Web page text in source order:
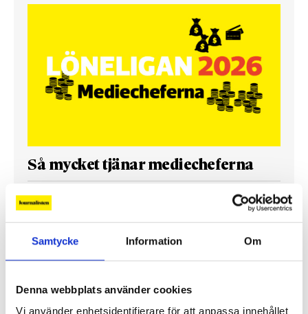
Samtycke Information Om
Denna webbplats använder cookies
Vi använder enhetsidentifierare för att anpassa innehållet
Så mycket tjänar mediecheferna
Så mycket tjänar 260 mediechefer